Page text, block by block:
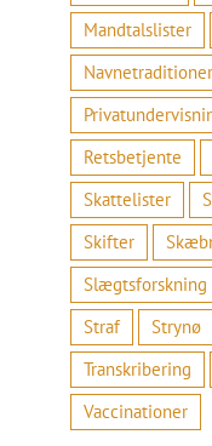
Mandtalslister
Navnetraditioner
Retsbetjente
Skattelister
Skifter
Slægtsforskning
Straf
Strynø
Transkribering
Vaccinationer